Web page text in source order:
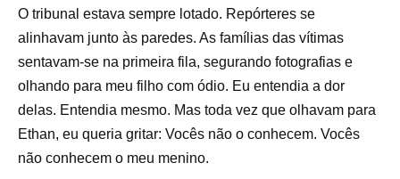
O tribunal estava sempre lotado. Repórteres se
alinhavam junto às paredes. As famílias das vítimas
sentavam-se na primeira fila, segurando fotografias e
olhando para meu filho com ódio. Eu entendia a dor
delas. Entendia mesmo. Mas toda vez que olhavam para
Ethan, eu queria gritar: Vocês não o conhecem. Vocês
não conhecem o meu menino.